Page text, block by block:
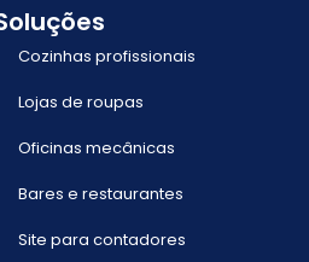
Cozinhas profissionais
Lojas de roupas
Oficinas mecânicas
Bares e restaurantes
Site para contadores